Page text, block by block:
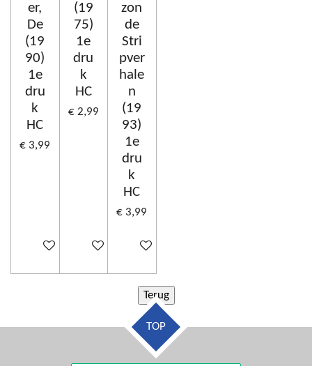
er,
De
(19
90)
1e
dru
k
HC
€ 3,99
In winkelwagen
(19
75)
1e
dru
k
HC
€ 2,99
In winkelwagen
zon
de
Stri
pver
hale
n
(19
93)
1e
dru
k
HC
€ 3,99
In winkelwagen
TOP